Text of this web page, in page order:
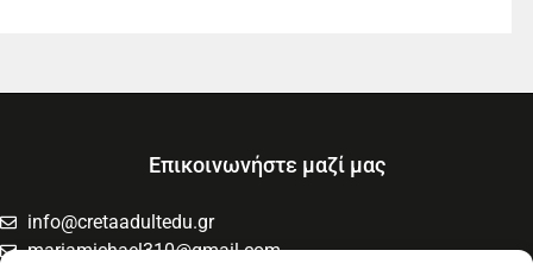
Επικοινωνήστε μαζί μας
info@cretaadultedu.gr
mariamichael310@gmail.com